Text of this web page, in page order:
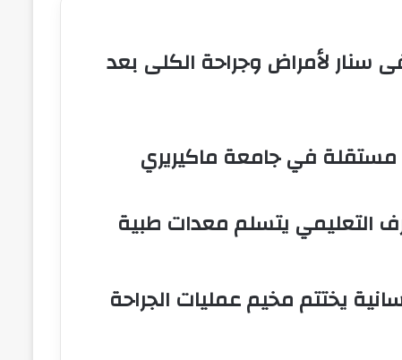
سنار لأمراض وجراحة الكلى بعد
في جامعة ماكيريري
التعليمي يتسلم معدات طبية
يختتم مخيم عمليات الجراحة